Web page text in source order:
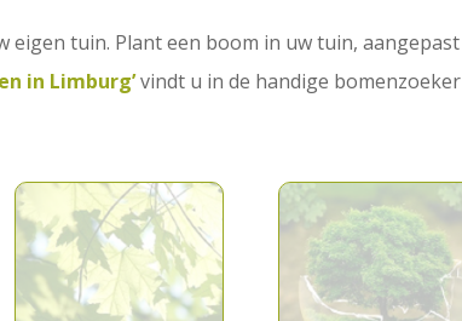
tuin. Plant een boom in uw tuin, aangepast
in Limburg’vindt u in de handige bomenzoeker